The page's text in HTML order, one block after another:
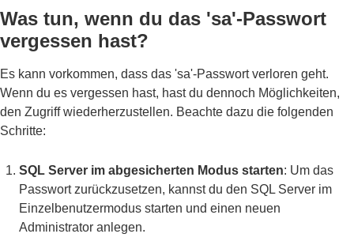
Was tun, wenn du das 'sa'-Passwort
vergessen hast?
Es kann vorkommen, dass das 'sa'-Passwort verloren geht.
Wenn du es vergessen hast, hast du dennoch Möglichkeiten,
den Zugriff wiederherzustellen. Beachte dazu die folgenden
Schritte:
SQL Server im abgesicherten Modus starten: Um das
Passwort zurückzusetzen, kannst du den SQL Server im
Einzelbenutzermodus starten und einen neuen
Administrator anlegen.